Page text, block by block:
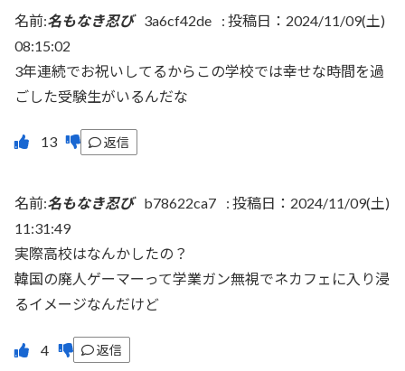
名前:名もなき忍び 3a6cf42de : 投稿日：2024/11/09(土)
08:15:02
3年連続でお祝いしてるからこの学校では幸せな時間を過
ごした受験生がいるんだな
返信
名前:名もなき忍び b78622ca7 : 投稿日：2024/11/09(土)
11:31:49
実際高校はなんかしたの？
韓国の廃人ゲーマーって学業ガン無視でネカフェに入り浸
るイメージなんだけど
返信